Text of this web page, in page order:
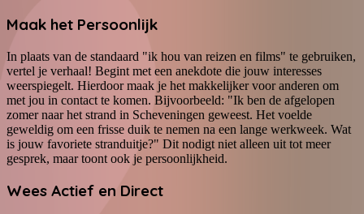
Maak het Persoonlijk
In plaats van de standaard "ik hou van reizen en films" te gebruiken,
vertel je verhaal! Begint met een anekdote die jouw interesses
weerspiegelt. Hierdoor maak je het makkelijker voor anderen om
met jou in contact te komen. Bijvoorbeeld: "Ik ben de afgelopen
zomer naar het strand in Scheveningen geweest. Het voelde
geweldig om een frisse duik te nemen na een lange werkweek. Wat
is jouw favoriete stranduitje?" Dit nodigt niet alleen uit tot meer
gesprek, maar toont ook je persoonlijkheid.
Wees Actief en Direct